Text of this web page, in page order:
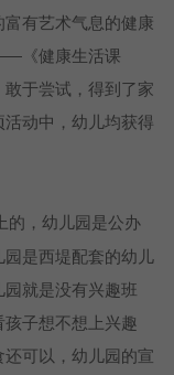
有艺术气息的健康
《健康生活课
于尝试，得到了家
动中，幼儿均获得
的，幼儿园是公办
是西堤配套的幼儿
就是没有兴趣班
子想不想上兴趣
可以，幼儿园的宣